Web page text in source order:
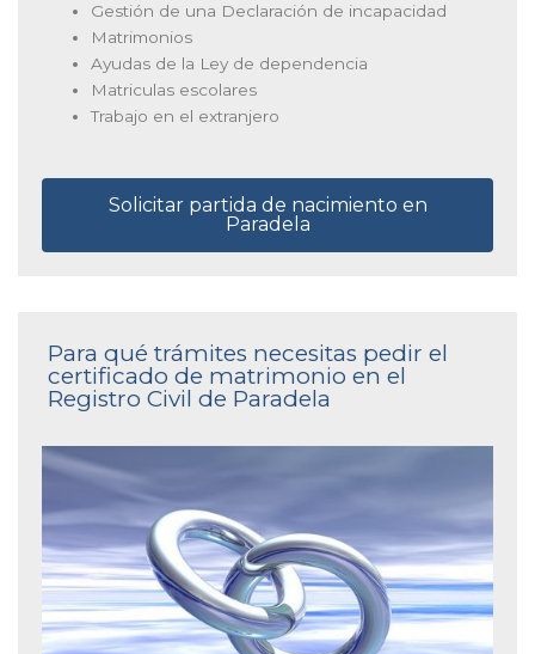
Gestión de una Declaración de incapacidad
Matrimonios
Ayudas de la Ley de dependencia
Matriculas escolares
Trabajo en el extranjero
Solicitar partida de nacimiento en
Paradela
Para qué trámites necesitas pedir el
certificado de matrimonio en el
Registro Civil de Paradela